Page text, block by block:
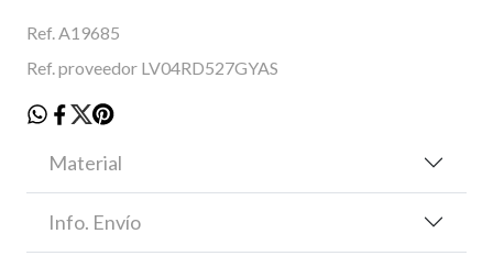
Ref. A19685
Ref. proveedor LV04RD527GYAS
Material
Info. Envío